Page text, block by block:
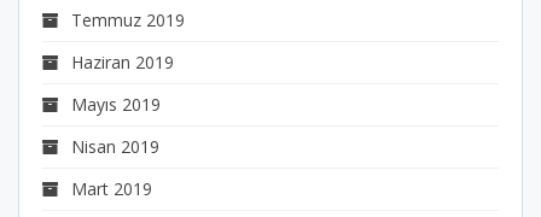
Temmuz 2019
Haziran 2019
Mayıs 2019
Nisan 2019
Mart 2019